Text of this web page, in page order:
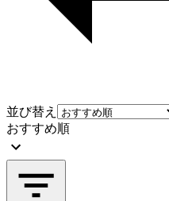
並び替え
おすすめ順